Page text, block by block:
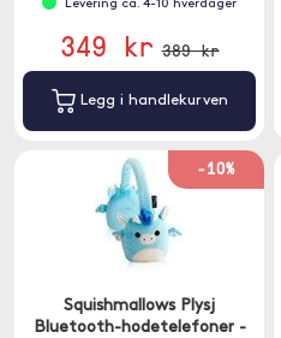
Levering ca. 4-10 hverdager
349 kr 389 kr
Legg i handlekurven
-10%
Squishmallows Plysj
Bluetooth-hodetelefoner -